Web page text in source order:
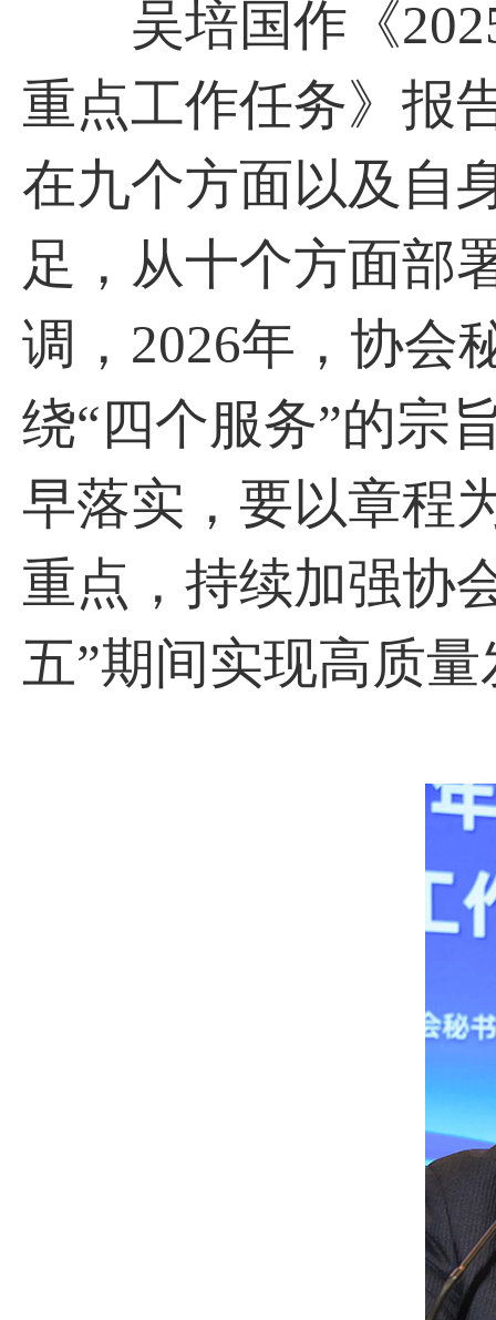
吴培国作《2025
重点工作任务》报
在九个方面以及自
足，从十个方面部
调，2026年，协会
绕“四个服务”的宗
早落实，要以章程
重点，持续加强协
五”期间实现高质